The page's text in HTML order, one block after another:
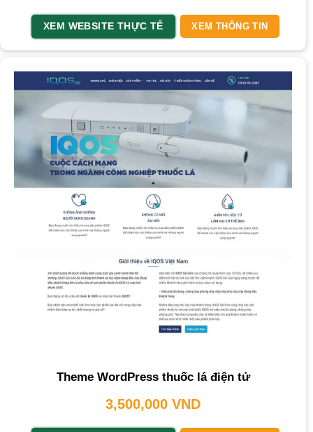
XEM WEBSITE THỰC TẾ XEM THÔNG TIN
Theme WordPress thuốc lá điện tử
3,500,000 VND